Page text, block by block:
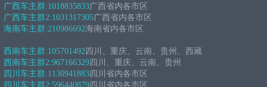
广西车主群:1018835833广西省内各市区
广西车主群2:1031317305广西省内各市区
海南车主群:210986692海南省内各市区
西南车主群:105701492 四川、重庆、云南、贵州、西藏
西南车主群2:967166329 四川、重庆、云南、贵州
四川车主群:1130941883 四川省内各市区
四川车主群2:596440879 四川省内各市区